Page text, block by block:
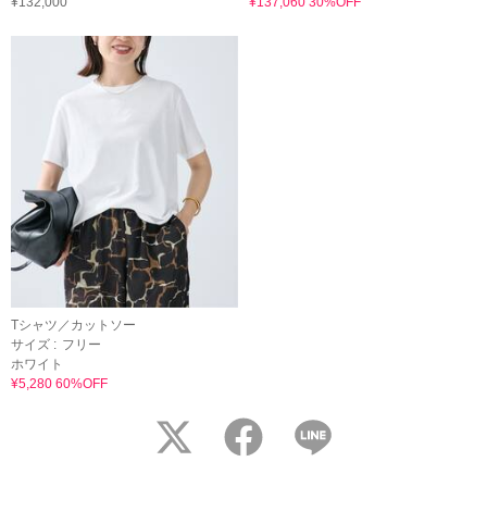
Tシャツ／カットソー
サイズ : フリー
ホワイト
¥5,280 60%OFF
twitter facebook